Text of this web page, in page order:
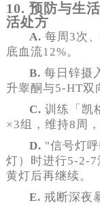
10. 预防与生
活处方
A. 每周3次
底血流12%。
B. 每日锌摄
升睾酮与5-HT双
C. 训练「凯
×3组，维持8周
D. "信号灯
灯）时进行5-2-
黄灯后再继续。
E. 戒断深夜